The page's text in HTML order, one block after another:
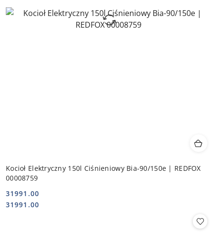
Kocioł Elektryczny 150l Ciśnieniowy Bia-90/150e | REDFOX
00008759
Cena:
31991.00
Cena:
31991.00